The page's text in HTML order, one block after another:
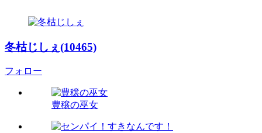
冬枯じしぇ(10465)
フォロー
豊穣の巫女